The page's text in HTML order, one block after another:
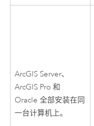
ArcGIS Server、
ArcGIS Pro 和
Oracle 全部安装在同
一台计算机上。